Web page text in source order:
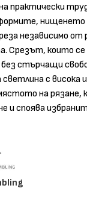
практически
нищенето
независимо от
Срезът, които се
стърчащи
светлина с
на рязане,
и споява